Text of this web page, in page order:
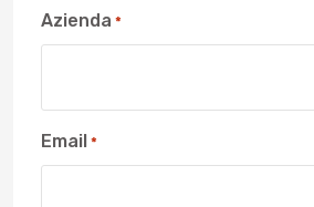
Azienda *
Email *